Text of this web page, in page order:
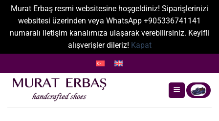
Murat Erbaş resmi websitesine hoşgeldiniz! Siparişlerinizi
websitesi üzerinden veya WhatsApp +905336741141
numaralı iletişim kanalımıza ulaşarak verebilirsiniz. Keyifli
alışverişler dileriz! Kapat
atla